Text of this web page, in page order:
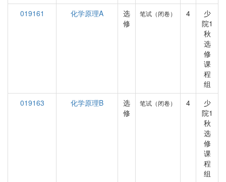
019161
化学原理A
选
修
笔试（闭卷） 4
少
院1
秋
选
修
课
程
组
019163
化学原理B
选
修
笔试（闭卷） 4
少
院1
秋
选
修
课
程
组